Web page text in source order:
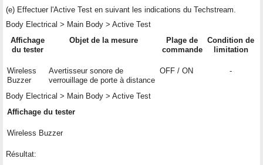
(e) Effectuer l'Active Test en suivant les indications du Techstream.
Body Electrical > Main Body > Active Test
Affichage
du tester
Objet de la mesure
Plage de
commande
Condition de
limitation
Wireless
Buzzer
Avertisseur sonore de
verrouillage de porte à distance
OFF / ON -
Body Electrical > Main Body > Active Test
Affichage du tester
Wireless Buzzer
Résultat: